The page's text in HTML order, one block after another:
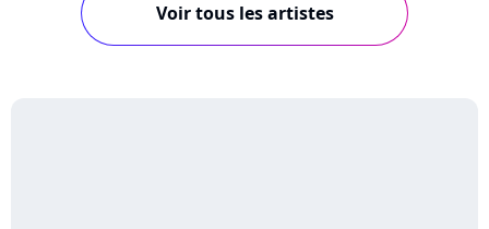
Voir tous les artistes